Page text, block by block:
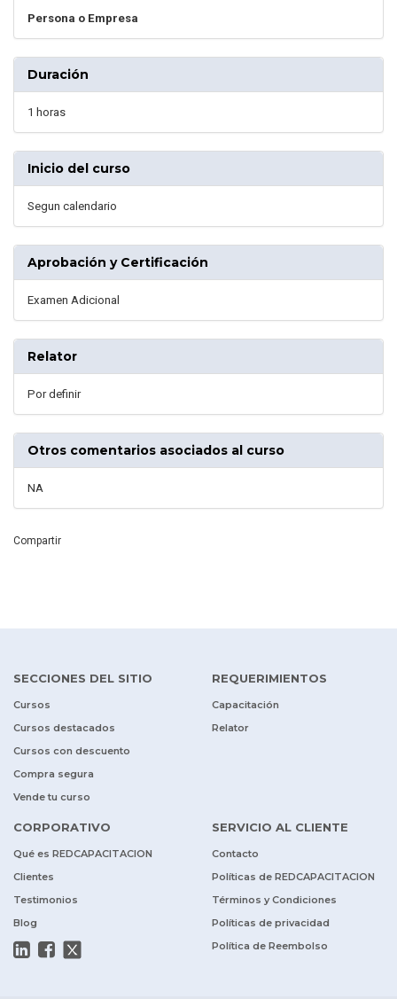
Persona o Empresa
Duración
1 horas
Inicio del curso
Segun calendario
Aprobación y Certificación
Examen Adicional
Relator
Por definir
Otros comentarios asociados al curso
NA
Compartir
SECCIONES DEL SITIO
Cursos
Cursos destacados
Cursos con descuento
Compra segura
Vende tu curso
REQUERIMIENTOS
Capacitación
Relator
CORPORATIVO
Qué es REDCAPACITACION
Clientes
Testimonios
Blog
SERVICIO AL CLIENTE
Contacto
Políticas de REDCAPACITACION
Términos y Condiciones
Políticas de privacidad
Política de Reembolso